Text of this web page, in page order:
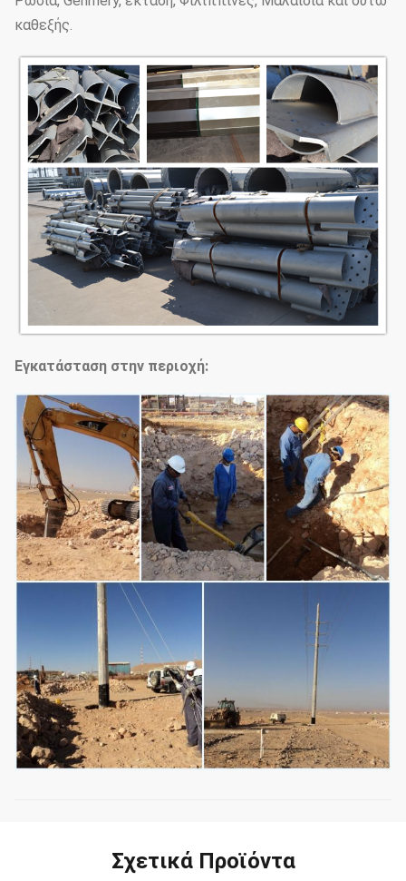
καθεξής.
Εγκατάσταση στην περιοχή:
Σχετικά Προϊόντα